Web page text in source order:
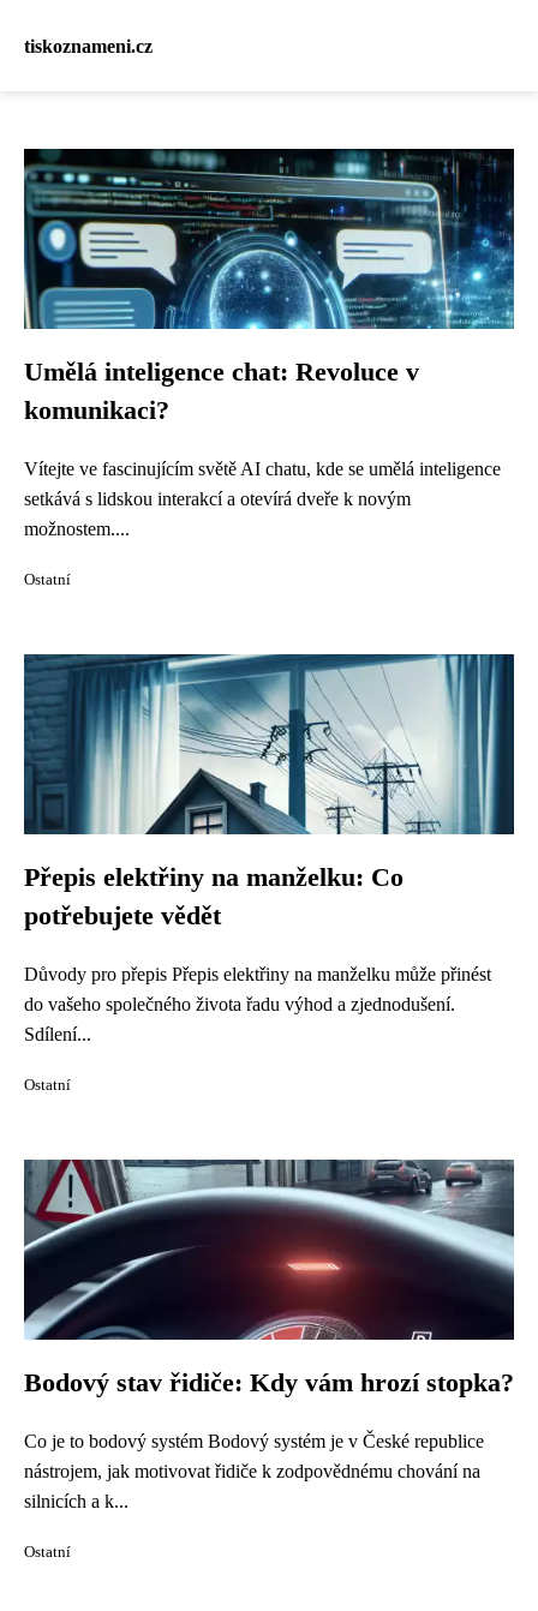
tiskoznameni.cz
Umělá inteligence chat: Revoluce v
komunikaci?
Vítejte ve fascinujícím světě AI chatu, kde se umělá inteligence
setkává s lidskou interakcí a otevírá dveře k novým
možnostem....
Ostatní
Přepis elektřiny na manželku: Co
potřebujete vědět
Důvody pro přepis Přepis elektřiny na manželku může přinést
do vašeho společného života řadu výhod a zjednodušení.
Sdílení...
Ostatní
Bodový stav řidiče: Kdy vám hrozí stopka?
Co je to bodový systém Bodový systém je v České republice
nástrojem, jak motivovat řidiče k zodpovědnému chování na
silnicích a k...
Ostatní